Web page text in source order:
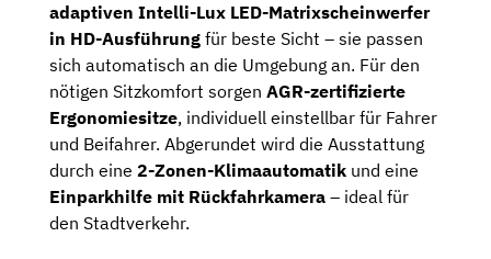
adaptiven Intelli-Lux LED-Matrixscheinwerfer
in HD-Ausführung für beste Sicht – sie passen
sich automatisch an die Umgebung an. Für den
nötigen Sitzkomfort sorgen AGR-zertifizierte
Ergonomiesitze, individuell einstellbar für Fahrer
und Beifahrer. Abgerundet wird die Ausstattung
durch eine 2-Zonen-Klimaautomatik und eine
Einparkhilfe mit Rückfahrkamera – ideal für
den Stadtverkehr.